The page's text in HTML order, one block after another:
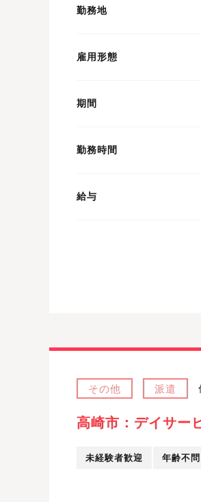
勤務地
雇用形態
期間
勤務時間
給与
その他 派遣
高崎市：デイサー
未経験者歓迎 年齢不問